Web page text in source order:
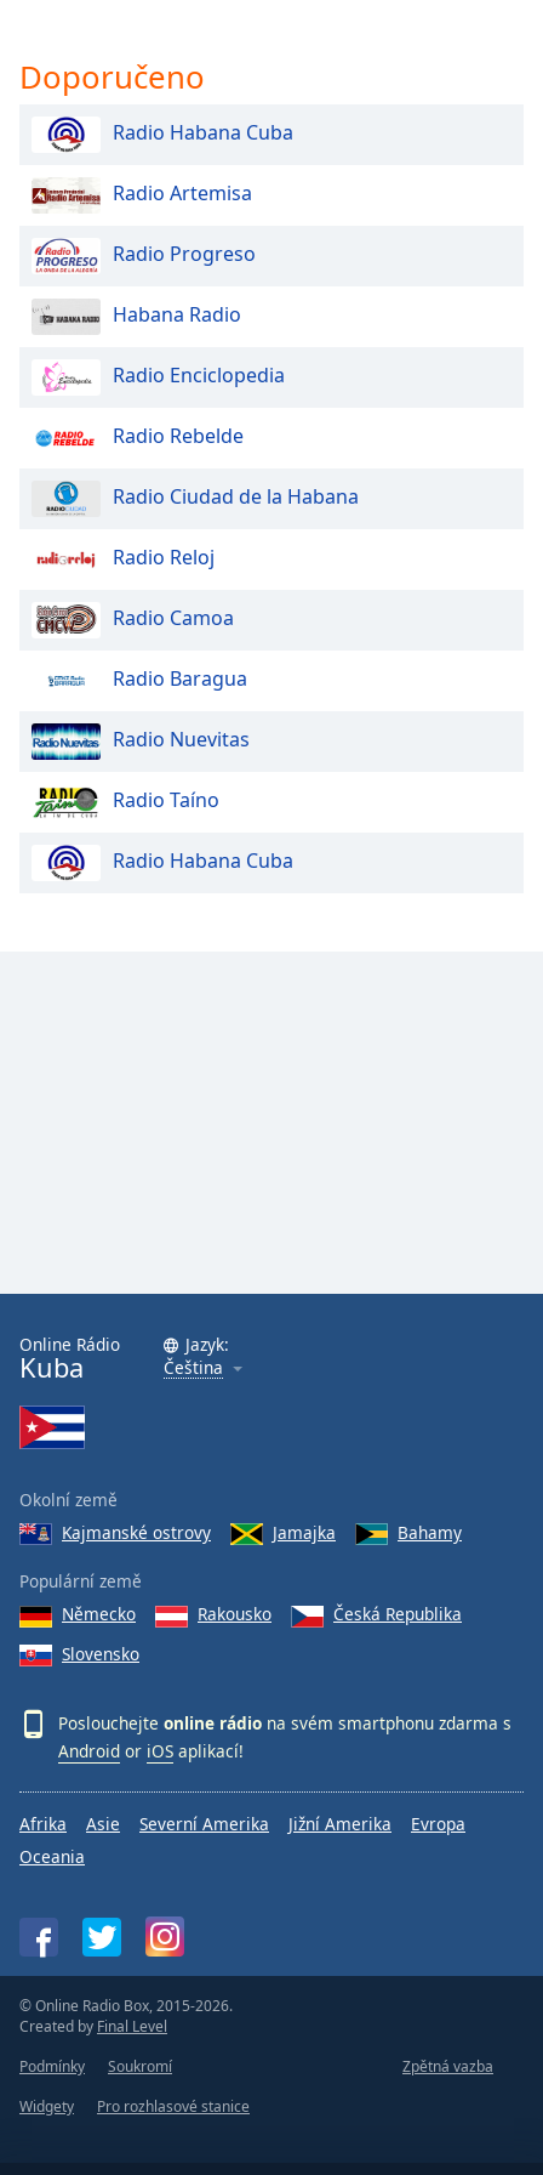
Doporučeno
Radio Habana Cuba
Radio Artemisa
Radio Progreso
Habana Radio
Radio Enciclopedia
Radio Rebelde
Radio Ciudad de la Habana
Radio Reloj
Radio Camoa
Radio Baragua
Radio Nuevitas
Radio Taíno
Radio Habana Cuba
Online Rádio
Kuba
Jazyk:
Čeština
Okolní země
Kajmanské ostrovy
Jamajka Bahamy
Populární země
Německo
Rakousko
Česká Republika
Slovensko
Poslouchejte online rádio na svém smartphonu zdarma s
Android or iOS aplikací!
Afrika Asie Severní Amerika Jižní Amerika
Evropa
Oceania
© Online Radio Box, 2015-2026.
Created by Final Level
Podmínky
Soukromí
Zpětná vazba
Widgety
Pro rozhlasové stanice